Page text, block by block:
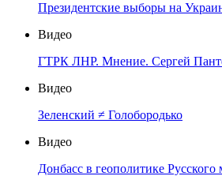
Президентские выборы на
Видео
ГТРК ЛНР. Мнение. Сергей
Видео
Зеленский ≠ Голобородько
Видео
Донбасс в геополитике Русского